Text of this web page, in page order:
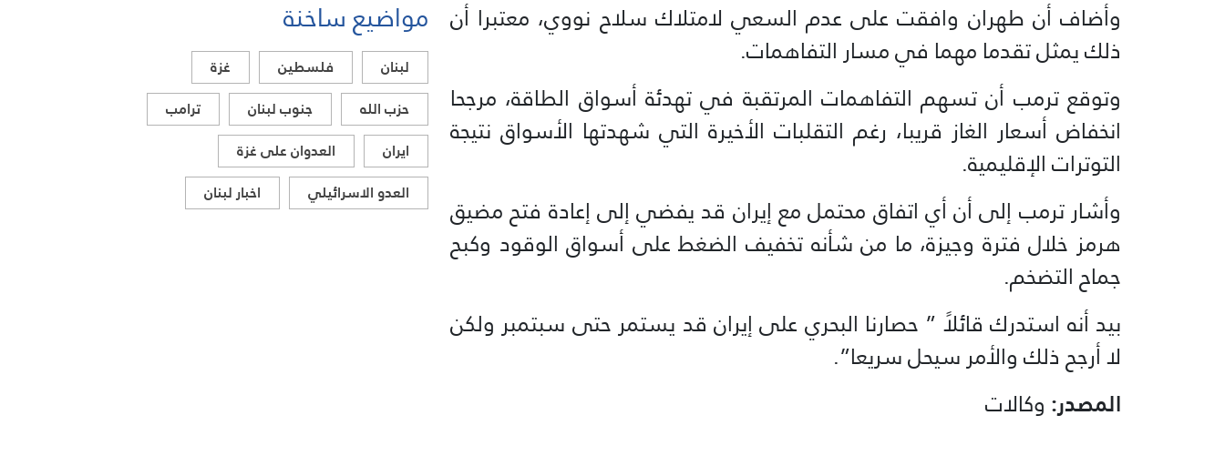
وأضاف أن طهران وافقت على عدم السعي لامتلاك سلاح نووي، معتبرا أن
ذلك يمثل تقدما مهما في مسار التفاهمات.
وتوقع ترمب أن تسهم التفاهمات المرتقبة في تهدئة أسواق الطاقة، مرجحا
انخفاض أسعار الغاز قريبا، رغم التقلبات الأخيرة التي شهدتها الأسواق نتيجة
التوترات الإقليمية.
وأشار ترمب إلى أن أي اتفاق محتمل مع إيران قد يفضي إلى إعادة فتح مضيق
هرمز خلال فترة وجيزة، ما من شأنه تخفيف الضغط على أسواق الوقود وكبح
جماح التضخم.
بيد أنه استدرك قائلاً ” حصارنا البحري على إيران قد يستمر حتى سبتمبر ولكن
لا أرجح ذلك والأمر سيحل سريعا”.
المصدر: وكالات
مواضيع ساخنة
لبنان فلسطين
غزة
حزب الله
جنوب لبنان
ترامب
ايران
العدوان على غزة
العدو الاسرائيلي
اخبار لبنان